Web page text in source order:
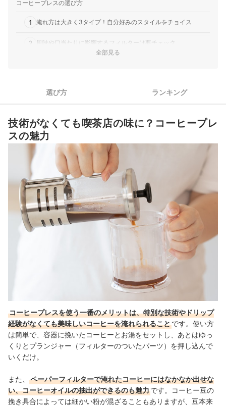
コーヒープレスの選び方
1 淹れ方は大きく3タイプ！自分好みのスタイルをチョイス
2 風味や口当たりに影響するフィルターは要チェック
ス製を
コーヒープレスで淹れる！バリスタ流のレシピを紹介
コーヒープレスを使っておいしいコーヒーを淹れるコツとは？
コーヒープレスの売れ筋ランキングもチェック！
全部見る
選び方 ランキング
技術がなくても喫茶店の味に？コーヒープレ
スの魅力
コーヒープレスを使う一番のメリットは、特別な技術やドリップ
経験がなくても美味しいコーヒーを淹れられることです。使い方
は簡単で、容器に挽いたコーヒーとお湯をセットし、あとはゆっ
くりとプランジャー（フィルターのついたパーツ）を押し込んで
いくだけ。
また、
ペーパーフィルターで淹れたコーヒーにはなかなか出せな
い、コーヒーオイルの抽出ができるのも魅力です。コーヒー豆の
挽き具合によっては細かい粉が混ざることもありますが、豆本来